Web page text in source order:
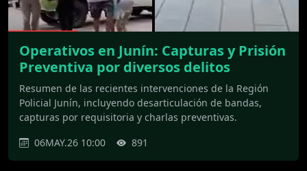
Operativos en Junín: Capturas y Prisión
Preventiva por diversos delitos
Resumen de las recientes intervenciones de la Región
Policial Junín, incluyendo desarticulación de bandas,
capturas por requisitoria y charlas preventivas.
06MAY.26 10:00
891